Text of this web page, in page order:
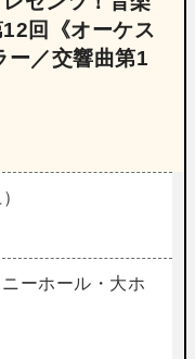
回《オーケス
ー／交響曲第1
ーホール・大ホ